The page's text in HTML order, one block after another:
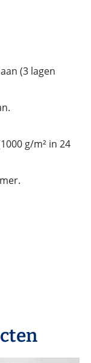
(3 lagen
g/m² in 24